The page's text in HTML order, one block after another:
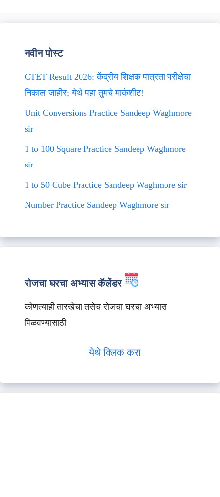
नवीन पोस्ट
CTET Result 2026: केंद्रीय शिक्षक पात्रता परीक्षेचा
निकाल जाहीर; येथे पहा तुमचे मार्कशीट!
Unit Conversions Practice Sandeep Waghmore
sir
1 to 100 Square Practice Sandeep Waghmore
sir
1 to 50 Cube Practice Sandeep Waghmore sir
Number Practice Sandeep Waghmore sir
रोजचा घरचा अभ्यास कॅलेंडर
कोणत्याही तारखेचा तसेच रोजचा घरचा अभ्यास
मिळवण्यासाठी
येथे क्लिक करा